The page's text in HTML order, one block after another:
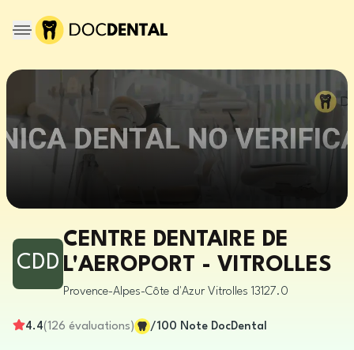
CDD
CENTRE DENTAIRE DE
L'AEROPORT - VITROLLES
Provence-Alpes-Côte d'Azur Vitrolles 13127.0
4.4(126 évaluations) /100 Note DocDental